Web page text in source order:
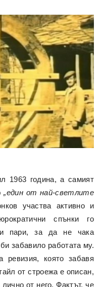
1963 година, а самият
„един от най-светлите
участва активно и
спънки го
пари, за да не чака
забавило работата му.
която забавя
от строежа е описан,
от него. Фактът, че